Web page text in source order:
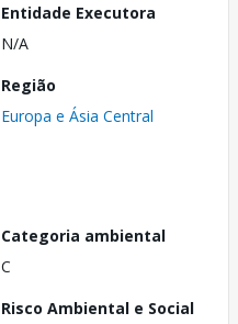
Entidade Executora
N/A
Região
Europa e Ásia Central
Categoria ambiental
C
Risco Ambiental e Social